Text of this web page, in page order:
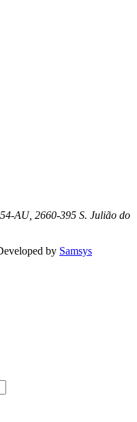
AU, 2660-395 S. Julião do
by Samsys